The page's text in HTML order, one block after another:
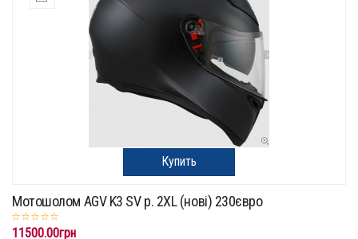
Купить
Мотошолом AGV K3 SV p. 2XL (нові) 230євро
11500.00грн